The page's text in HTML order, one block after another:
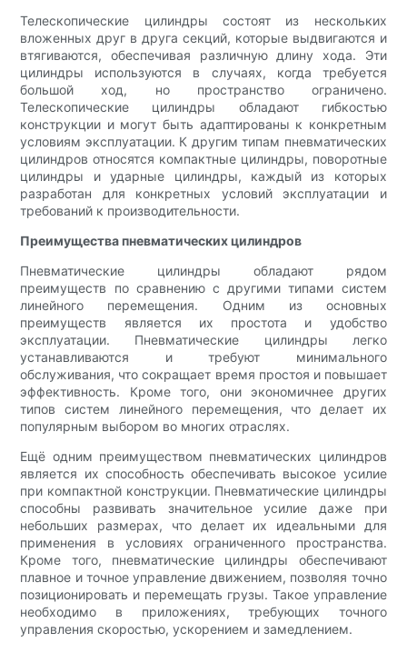
Телескопические цилиндры состоят из нескольких
вложенных друг в друга секций, которые выдвигаются и
втягиваются, обеспечивая различную длину хода. Эти
цилиндры используются в случаях, когда требуется
большой ход, но пространство ограничено.
Телескопические цилиндры обладают гибкостью
конструкции и могут быть адаптированы к конкретным
условиям эксплуатации. К другим типам пневматических
цилиндров относятся компактные цилиндры, поворотные
цилиндры и ударные цилиндры, каждый из которых
разработан для конкретных условий эксплуатации и
требований к производительности.
Преимущества пневматических цилиндров
Пневматические цилиндры обладают рядом
преимуществ по сравнению с другими типами систем
линейного перемещения. Одним из основных
преимуществ является их простота и удобство
эксплуатации. Пневматические цилиндры легко
устанавливаются и требуют минимального
обслуживания, что сокращает время простоя и повышает
эффективность. Кроме того, они экономичнее других
типов систем линейного перемещения, что делает их
популярным выбором во многих отраслях.
Ещё одним преимуществом пневматических цилиндров
является их способность обеспечивать высокое усилие
при компактной конструкции. Пневматические цилиндры
способны развивать значительное усилие даже при
небольших размерах, что делает их идеальными для
применения в условиях ограниченного пространства.
Кроме того, пневматические цилиндры обеспечивают
плавное и точное управление движением, позволяя точно
позиционировать и перемещать грузы. Такое управление
необходимо в приложениях, требующих точного
управления скоростью, ускорением и замедлением.